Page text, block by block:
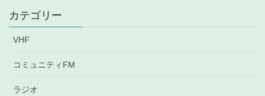
イ
カテゴリー
VHF
コミュニティFM
ラジオ